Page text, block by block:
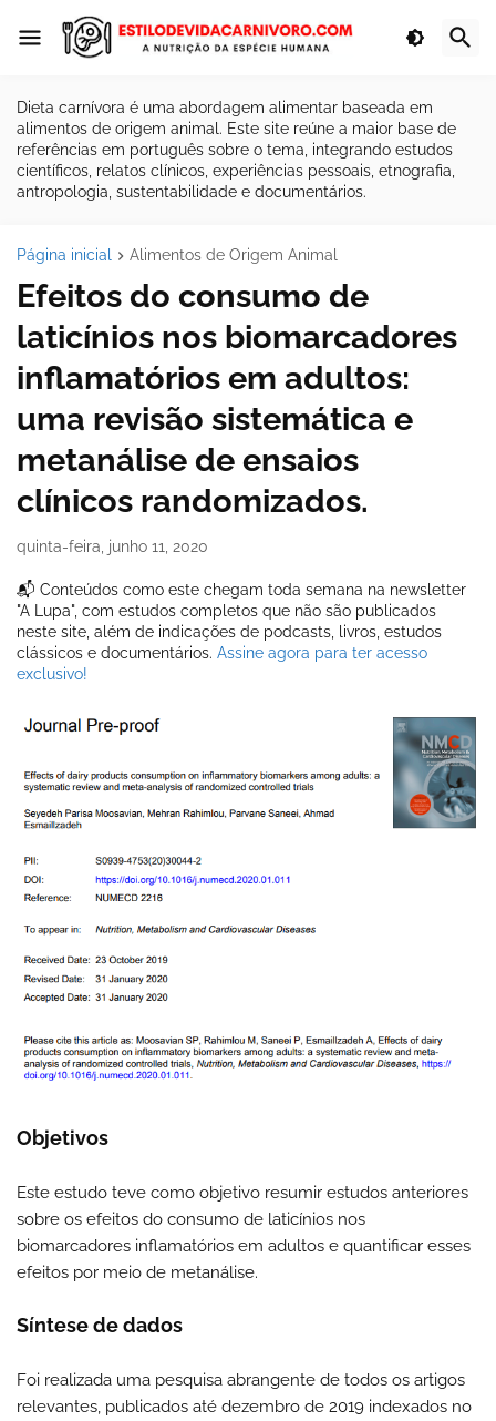
Dieta carnívora é uma abordagem alimentar baseada em
alimentos de origem animal. Este site reúne a maior base de
referências em português sobre o tema, integrando estudos
científicos, relatos clínicos, experiências pessoais, etnografia,
antropologia, sustentabilidade e documentários.
Página inicial Alimentos de Origem Animal
Efeitos do consumo de
laticínios nos biomarcadores
inflamatórios em adultos:
uma revisão sistemática e
metanálise de ensaios
clínicos randomizados.
quinta-feira, junho 11, 2020
📬 Conteúdos como este chegam toda semana na newsletter
"A Lupa", com estudos completos que não são publicados
neste site, além de indicações de podcasts, livros, estudos
clássicos e documentários. Assine agora para ter acesso
exclusivo!
Objetivos
Este estudo teve como objetivo resumir estudos anteriores
sobre os efeitos do consumo de laticínios nos
biomarcadores inflamatórios em adultos e quantificar esses
efeitos por meio de metanálise.
Síntese de dados
Foi realizada uma pesquisa abrangente de todos os artigos
relevantes, publicados até dezembro de 2019 indexados no